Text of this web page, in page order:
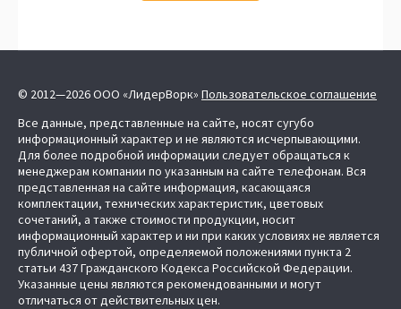
© 2012—2026 ООО «ЛидерВорк» Пользовательское соглашение
Все данные, представленные на сайте, носят сугубо
информационный характер и не являются исчерпывающими.
Для более подробной информации следует обращаться к
менеджерам компании по указанным на сайте телефонам. Вся
представленная на сайте информация, касающаяся
комплектации, технических характеристик, цветовых
сочетаний, а также стоимости продукции, носит
информационный характер и ни при каких условиях не является
публичной офертой, определяемой положениями пункта 2
статьи 437 Гражданского Кодекса Российской Федерации.
Указанные цены являются рекомендованными и могут
отличаться от действительных цен.